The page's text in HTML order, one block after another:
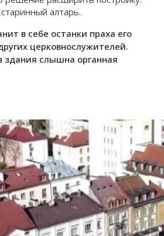
алтарь.
в себе останки праха его
церковнослужителей.
слышна органная